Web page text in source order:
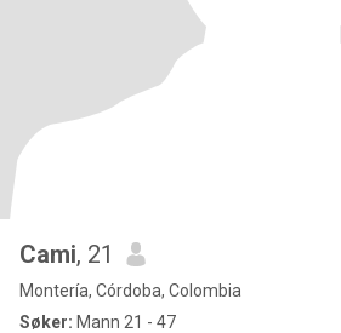
Cami, 21
Montería, Córdoba, Colombia
Søker: Mann 21 - 47